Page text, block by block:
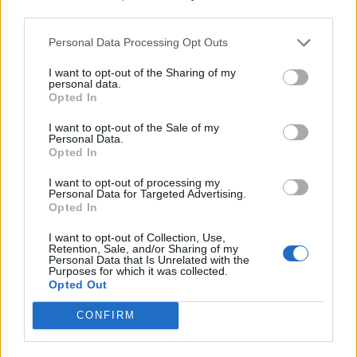
Personal Data Processing Opt Outs
I want to opt-out of the Sharing of my
personal data.
Opted In
I want to opt-out of the Sale of my
Personal Data.
Opted In
I want to opt-out of processing my
Personal Data for Targeted Advertising.
Opted In
I want to opt-out of Collection, Use,
Retention, Sale, and/or Sharing of my
Personal Data that Is Unrelated with the
Purposes for which it was collected.
Opted Out
CONFIRM
In evidenza